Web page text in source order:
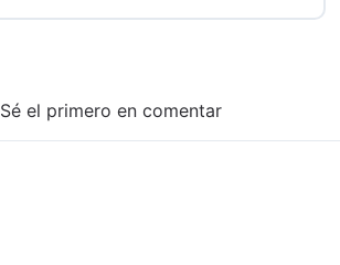
Sé el primero en comentar